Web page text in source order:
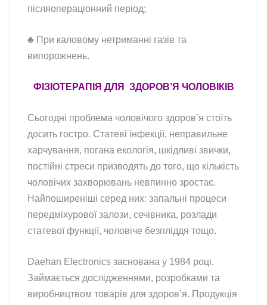
післяопераціонний період;
♣ При каловому нетриманні газів та
випорожнень.
ФІЗІОТЕРАПІЯ ДЛЯ ЗДОРОВ’Я ЧОЛОВІКІВ
Сьогодні проблема чоловічого здоров’я стоїть
досить гостро. Статеві інфекції, неправильне
харчування, погана екологія, шкідливі звички,
постійні стреси призводять до того, що кількість
чоловічих захворювань невпинно зростає.
Найпоширеніші серед них: запальні процеси
передміхурової залози, сечівника, розлади
статевої функції, чоловіче безпліддя тощо.
Daehan Electronics заснована у 1984 році.
Займається дослідженнями, розробками та
виробництвом товарів для здоров’я. Продукція